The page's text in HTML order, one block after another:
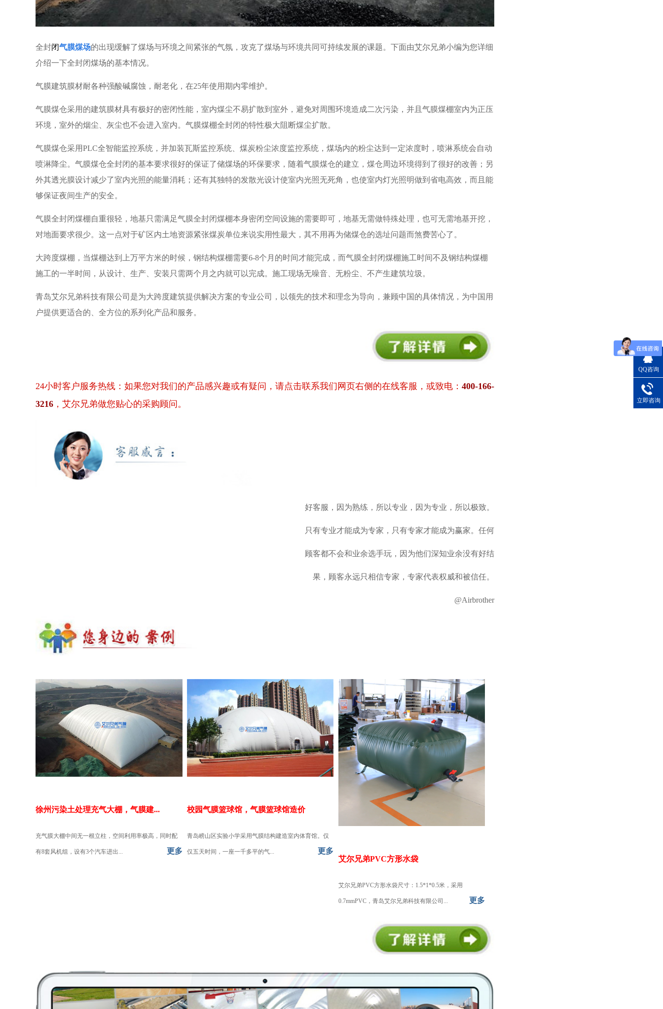
全封闭气膜煤场的出现缓解了煤场与环境之间紧张的气氛，攻克了煤场与环境共同可持续发展的课题。下面由艾尔兄弟小编为您详细
介绍一下全封闭煤场的基本情况。
气膜建筑膜材耐各种强酸碱腐蚀，耐老化，在25年使用期内零维护。
气膜煤仓采用的建筑膜材具有极好的密闭性能，室内煤尘不易扩散到室外，避免对周围环境造成二次污染，并且气膜煤棚室内为正压
环境，室外的烟尘、灰尘也不会进入室内。气膜煤棚全封闭的特性极大阻断煤尘扩散。
气膜煤仓采用PLC全智能监控系统，并加装瓦斯监控系统、煤炭粉尘浓度监控系统，煤场内的粉尘达到一定浓度时，喷淋系统会自动
喷淋降尘。气膜煤仓全封闭的基本要求很好的保证了储煤场的环保要求，随着气膜煤仓的建立，煤仓周边环境得到了很好的改善；另
外其透光膜设计减少了室内光照的能量消耗；还有其独特的发散光设计使室内光照无死角，也使室内灯光照明做到省电高效，而且能
够保证夜间生产的安全。
气膜全封闭煤棚自重很轻，地基只需满足气膜全封闭煤棚本身密闭空间设施的需要即可，地基无需做特殊处理，也可无需地基开挖，
对地面要求很少。这一点对于矿区内土地资源紧张煤炭单位来说实用性最大，其不用再为储煤仓的选址问题而煞费苦心了。
大跨度煤棚，当煤棚达到上万平方米的时候，钢结构煤棚需要6-8个月的时间才能完成，而气膜全封闭煤棚施工时间不及钢结构煤棚
施工的一半时间，从设计、生产、安装只需两个月之内就可以完成。施工现场无噪音、无粉尘、不产生建筑垃圾。
青岛艾尔兄弟科技有限公司是为大跨度建筑提供解决方案的专业公司，以领先的技术和理念为导向，兼顾中国的具体情况，为中国用
户提供更适合的、全方位的系列化产品和服务。
24小时客户服务热线：如果您对我们的产品感兴趣或有疑问，请点击联系我们网页右侧的在线客服，或致电： 400-166-
3216 ，艾尔兄弟做您贴心的采购顾问。
好客服，因为熟练，所以专业，因为专业，所以极致。
只有专业才能成为专家，只有专家才能成为赢家。任何
顾客都不会和业余选手玩，因为他们深知业余没有好结
果，顾客永远只相信专家，专家代表权威和被信任。
@Airbrother
徐州污染土处理充气大棚，气膜建...
充气膜大棚中间无一根立柱，空间利用率极高，同时配
有8套风机组，设有3个汽车进出... 更多
校园气膜篮球馆，气膜篮球馆造价
青岛崂山区实验小学采用气膜结构建造室内体育馆。仅
仅五天时间，一座一千多平的气...
更多
艾尔兄弟PVC方形水袋
艾尔兄弟PVC方形水袋尺寸：1.5*1*0.5米，采用
0.7mmPVC，青岛艾尔兄弟科技有限公司... 更多
QQ咨询
立即咨询